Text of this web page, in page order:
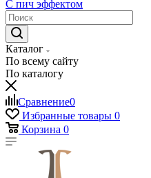
С пич эффектом
Каталог
По всему сайту
По каталогу
Сравнение0
Избранные товары 0
Корзина 0